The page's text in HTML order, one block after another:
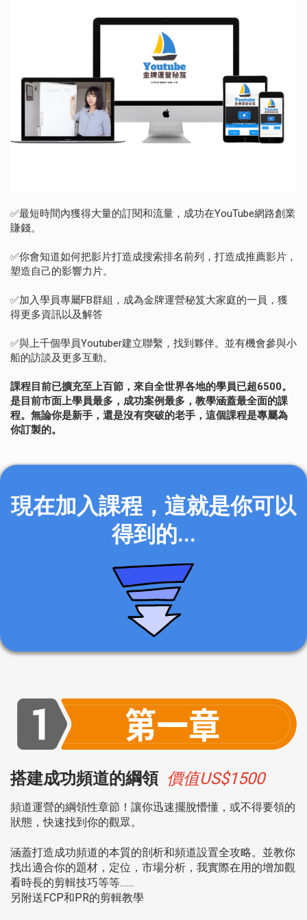
✅最短時間內獲得大量的訂閱和流量，成功在YouTube網路創業
賺錢。
✅你會知道如何把影片打造成搜索排名前列，打造成推薦影片，
塑造自己的影響力片。
✅加入學員專屬FB群組，成為金牌運營秘笈大家庭的一員，獲
得更多資訊以及解答
✅與上千個學員Youtuber建立聯繫，找到夥伴。並有機會參與小
船的訪談及更多互動。
課程目前已擴充至上百節，來自全世界各地的學員已超6500。
是目前市面上學員最多，成功案例最多，教學涵蓋最全面的課
程。 無論你是新手，還是沒有突破的老手，這個課程是專屬為
你訂製的。
現在加入課程，這就是你可以
得到的...
搭建成功頻道的綱領 價值US$1500
頻道運營的綱領性章節！讓你迅速擺脫懵懂，或不得要領的
狀態，快速找到你的觀眾。
涵蓋打造成功頻道的本質的剖析和頻道設置全攻略。並教你
找出適合你的題材，定位，市場分析，我實際在用的增加觀
看時長的剪輯技巧等等.......
另附送FCP和PR的剪輯教學